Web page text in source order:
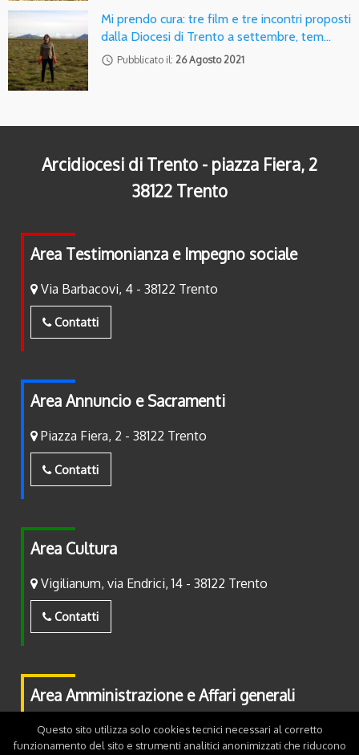
Mi prendo cura: tre film e tre incontri proposti
dalla Diocesi di Trento a settembre, tem…
access_time Pubblicato il: 26 Agosto 2021
Arcidiocesi di Trento - piazza Fiera, 2
38122 Trento
Area Testimonianza e Impegno sociale
Via Barbacovi, 4 - 38122 Trento
Contatti
Area Annuncio e Sacramenti
Piazza Fiera, 2 - 38122 Trento
Contatti
Area Cultura
Vigilianum, via Endrici, 14 - 38122 Trento
Contatti
Area Amministrazione e Affari generali
Piazza Fiera, 2 - 38122 Trento
Questo sito utilizza solo cookies tecnici necessari al corretto
funzionamento del sito e strumenti analitici anonimizzati che riducono